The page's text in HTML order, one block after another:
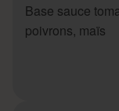
Base sauce
poivrons, maïs